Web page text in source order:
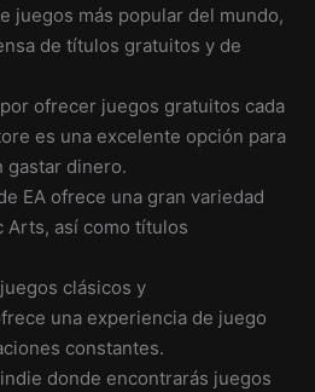
juegos más popular del mundo,
de títulos gratuitos y de
ofrecer juegos gratuitos cada
es una excelente opción para
gastar dinero.
EA ofrece una gran variedad
Arts, así como títulos
clásicos y
una experiencia de juego
constantes.
donde encontrarás juegos